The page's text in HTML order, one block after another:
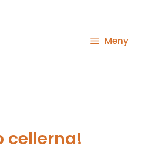
Meny
cellerna!